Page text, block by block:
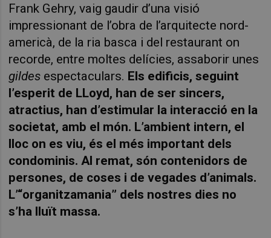
Frank Gehry, vaig gaudir d’una visió
impressionant de l’obra de l’arquitecte nord-
americà, de la ria basca i del restaurant on
recorde, entre moltes delícies, assaborir unes
gildes espectaculars. Els edificis, seguint
l’esperit de LLoyd, han de ser sincers,
atractius, han d’estimular la interacció en la
societat, amb el món. L’ambient intern, el
lloc on es viu, és el més important dels
condominis. Al remat, són contenidors de
persones, de coses i de vegades d’animals.
L’“organitzamania” dels nostres dies no
s’ha lluït massa.